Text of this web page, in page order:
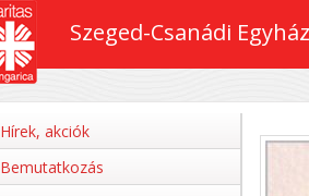
Szeged-Csanádi
Hírek, akciók
Bemutatkozás